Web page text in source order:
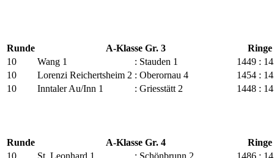
Runde A-Klasse Gr. 3
Ringe
10
Wang 1 : Stauden 1 1449 :
10
Lorenzi Reichertsheim 2 : Oberornau 4 1454 :
10
Inntaler Au/Inn 1 : Griesstätt 2 1448 :
Runde A-Klasse Gr. 4
Ringe
10
St. Leonhard 1 : Schönbrunn 2 1486 :